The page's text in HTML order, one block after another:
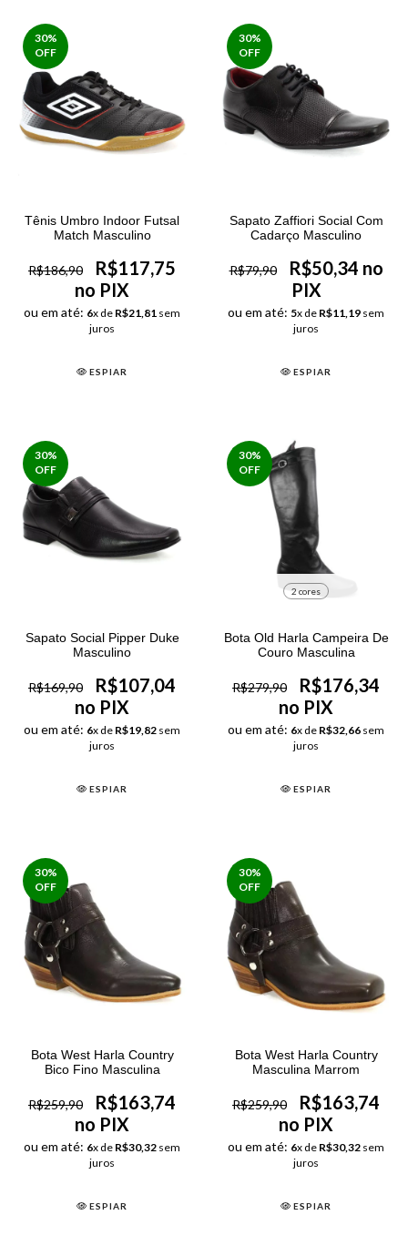
30%
OFF
Tênis Umbro Indoor Futsal
Match Masculino
R$186,90
R$117,75
no PIX
ou em até: 6x de R$21,81 sem
juros
ESPIAR
30%
OFF
Sapato Zaffiori Social Com
Cadarço Masculino
R$79,90
R$50,34 no
PIX
ou em até: 5x de R$11,19 sem
juros
ESPIAR
30%
OFF
Sapato Social Pipper Duke
Masculino
R$169,90
R$107,04
no PIX
ou em até: 6x de R$19,82 sem
juros
ESPIAR
30%
OFF
2 cores
Bota Old Harla Campeira De
Couro Masculina
R$279,90
R$176,34
no PIX
ou em até: 6x de R$32,66 sem
juros
ESPIAR
30%
OFF
Bota West Harla Country
Bico Fino Masculina
R$259,90
R$163,74
no PIX
ou em até: 6x de R$30,32 sem
juros
ESPIAR
30%
OFF
Bota West Harla Country
Masculina Marrom
R$259,90
R$163,74
no PIX
ou em até: 6x de R$30,32 sem
juros
ESPIAR